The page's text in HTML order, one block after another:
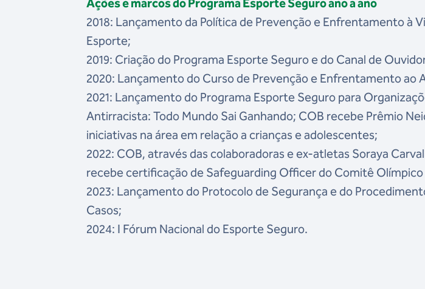
Ações e marcos do Programa Esporte Seguro ano a ano
2018: Lançamento da Política de Prevenção e Enfrentamento à
Esporte;
2019: Criação do Programa Esporte Seguro e do Canal de
2020: Lançamento do Curso de Prevenção e Enfrentamento ao
2021: Lançamento do Programa Esporte Seguro para
Antirracista: Todo Mundo Sai Ganhando; COB recebe Prêmio
iniciativas na área em relação a crianças e adolescentes;
2022: COB, através das colaboradoras e ex-atletas Soraya
recebe certificação de Safeguarding Officer do Comitê
2023: Lançamento do Protocolo de Segurança e do
Casos;
2024: I Fórum Nacional do Esporte Seguro.